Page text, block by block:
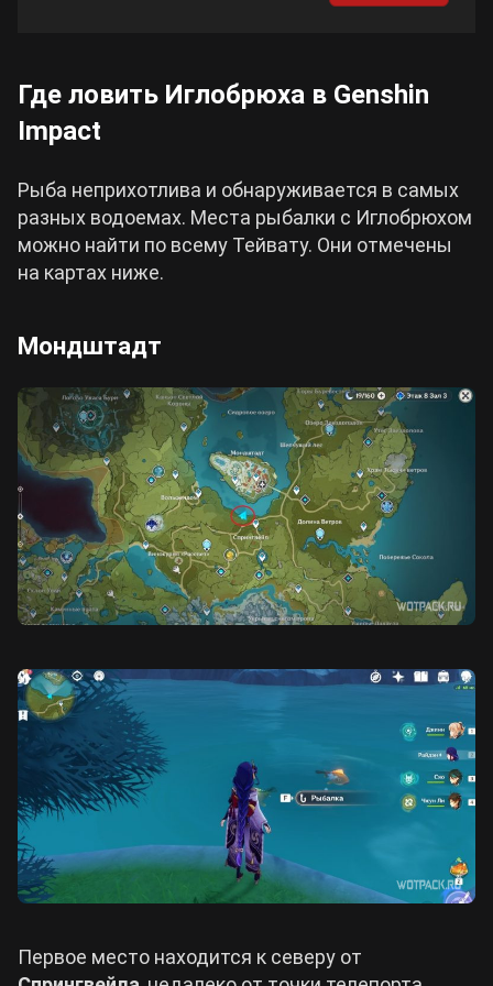
Все игры
Где ловить Иглобрюха в Genshin
Impact
Рыба неприхотлива и обнаруживается в самых
разных водоемах. Места рыбалки с Иглобрюхом
можно найти по всему Тейвату. Они отмечены
на картах ниже.
Мондштадт
Первое место находится к северу от